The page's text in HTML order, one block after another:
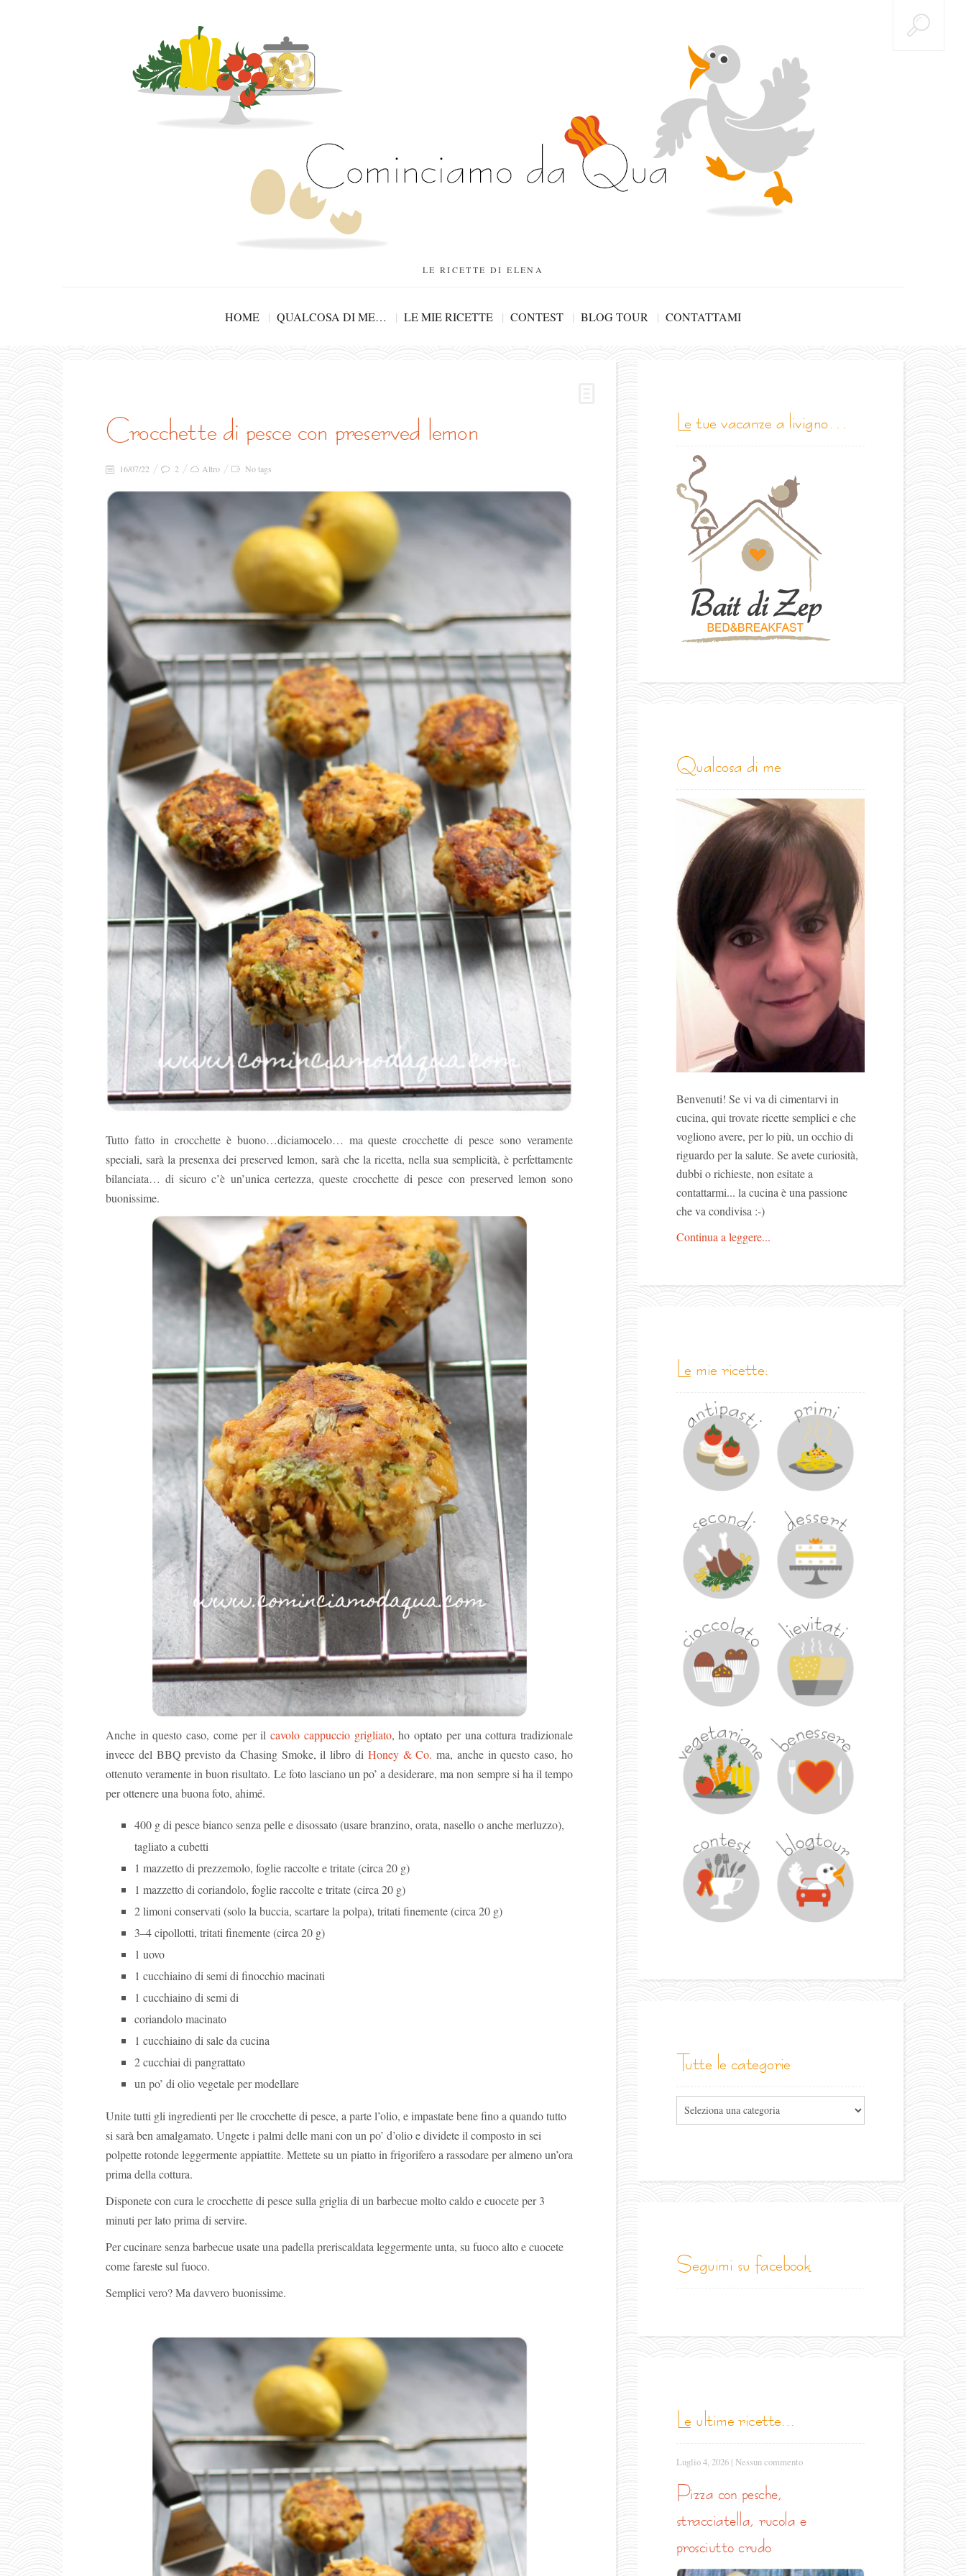
LE RICETTE DI ELENA
HOME QUALCOSA DI ME… LE MIE RICETTE CONTEST BLOG TOUR CONTATTAMI
crocchette di pesce con preserved lemon
16/07/22 2 Altro No tags
Tutto fatto in crocchette è buono…diciamocelo… ma queste crocchette di pesce sono veramente
speciali, sarà la presenxa dei preserved lemon, sarà che la ricetta, nella sua semplicità, è perfettamente
bilanciata… di sicuro c’è un’unica certezza, queste crocchette di pesce con preserved lemon sono
buonissime.
Anche in questo caso, come per ilcavolo cappuccio grigliato, ho optato per una cottura tradizionale
invece del BBQ previsto da Chasing Smoke, il libro di Honey & Co. ma, anche in questo caso, ho
ottenuto veramente in buon risultato. Le foto lasciano un po’ a desiderare, ma non sempre si ha il tempo
per ottenere una buona foto, ahimé.
400 g di pesce bianco senza pelle e disossato (usare branzino, orata, nasello o anche merluzzo),
tagliato a cubetti
1 mazzetto di prezzemolo, foglie raccolte e tritate (circa 20 g)
1 mazzetto di coriandolo, foglie raccolte e tritate (circa 20 g)
2 limoni conservati (solo la buccia, scartare la polpa), tritati finemente (circa 20 g)
3–4 cipollotti, tritati finemente (circa 20 g)
1 uovo
1 cucchiaino di semi di finocchio macinati
1 cucchiaino di semi di
coriandolo macinato
1 cucchiaino di sale da cucina
2 cucchiai di pangrattato
un po’ di olio vegetale per modellare
Unite tutti gli ingredienti per lle crocchette di pesce, a parte l’olio, e impastate bene fino a quando tutto
si sarà ben amalgamato. Ungete i palmi delle mani con un po’ d’olio e dividete il composto in sei
polpette rotonde leggermente appiattite. Mettete su un piatto in frigorifero a rassodare per almeno un’ora
prima della cottura.
Disponete con cura le crocchette di pesce sulla griglia di un barbecue molto caldo e cuocete per 3
minuti per lato prima di servire.
Per cucinare senza barbecue usate una padella preriscaldata leggermente unta, su fuoco alto e cuocete
come fareste sul fuoco.
Semplici vero? Ma davvero buonissime.
le tue vacanze a livigno…
qualcosa di me
Benvenuti! Se vi va di cimentarvi in
cucina, qui trovate ricette semplici e che
vogliono avere, per lo più, un occhio di
riguardo per la salute. Se avete curiosità,
dubbi o richieste, non esitate a
contattarmi... la cucina è una passione
che va condivisa :-)
Continua a leggere...
le mie ricette:
tutte le categorie
seguimi su facebook
le ultime ricette...
Luglio 4, 2026 | Nessun commento
pizza con pesche,
stracciatella, rucola e
prosciutto crudo